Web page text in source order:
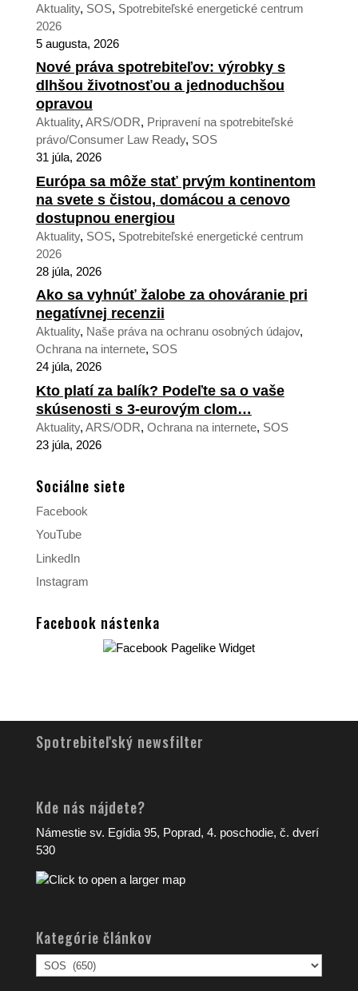
Aktuality, SOS, Spotrebiteľské energetické centrum
2026
5 augusta, 2026
Nové práva spotrebiteľov: výrobky s
dlhšou životnosťou a jednoduchšou
opravou
Aktuality, ARS/ODR, Pripravení na spotrebiteľské
právo/Consumer Law Ready, SOS
31 júla, 2026
Európa sa môže stať prvým kontinentom
na svete s čistou, domácou a cenovo
dostupnou energiou
Aktuality, SOS, Spotrebiteľské energetické centrum
2026
28 júla, 2026
Ako sa vyhnúť žalobe za ohováranie pri
negatívnej recenzii
Aktuality, Naše práva na ochranu osobných údajov,
Ochrana na internete, SOS
24 júla, 2026
Kto platí za balík? Podeľte sa o vaše
skúsenosti s 3-eurovým clom…
Aktuality, ARS/ODR, Ochrana na internete, SOS
23 júla, 2026
Sociálne siete
Facebook
YouTube
LinkedIn
Instagram
Facebook nástenka
Spotrebiteľský newsfilter
Kde nás nájdete?
Námestie sv. Egídia 95, Poprad, 4. poschodie, č. dverí
530
Kategórie článkov
Kategórie
článkov